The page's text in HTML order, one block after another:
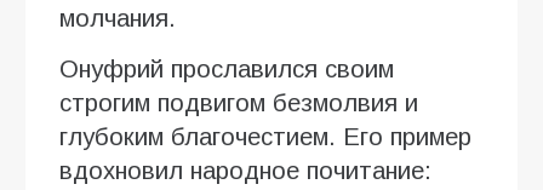
молчания.
Онуфрий прославился своим
строгим подвигом безмолвия и
глубоким благочестием. Его пример
вдохновил народное почитание: